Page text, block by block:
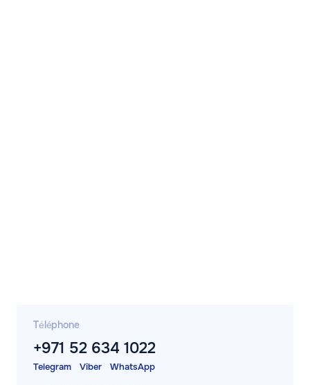
Téléphone
+971 52 634 1022
Telegram Viber WhatsApp